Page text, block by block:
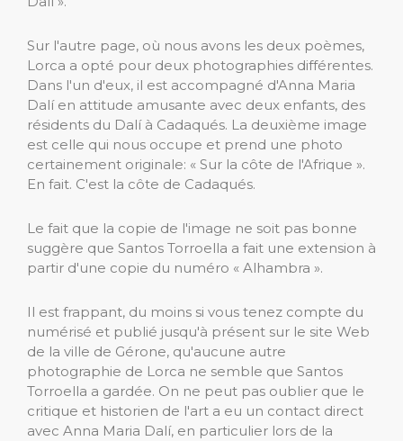
Sur l'autre page, où nous avons les deux poèmes,
Lorca a opté pour deux photographies différentes.
Dans l'un d'eux, il est accompagné d'Anna Maria
Dalí en attitude amusante avec deux enfants, des
résidents du Dalí à Cadaqués. La deuxième image
est celle qui nous occupe et prend une photo
certainement originale: « Sur la côte de l'Afrique ».
En fait. C'est la côte de Cadaqués.
Le fait que la copie de l'image ne soit pas bonne
suggère que Santos Torroella a fait une extension à
partir d'une copie du numéro « Alhambra ».
Il est frappant, du moins si vous tenez compte du
numérisé et publié jusqu'à présent sur le site Web
de la ville de Gérone, qu'aucune autre
photographie de Lorca ne semble que Santos
Torroella a gardée. On ne peut pas oublier que le
critique et historien de l'art a eu un contact direct
avec Anna Maria Dalí, en particulier lors de la